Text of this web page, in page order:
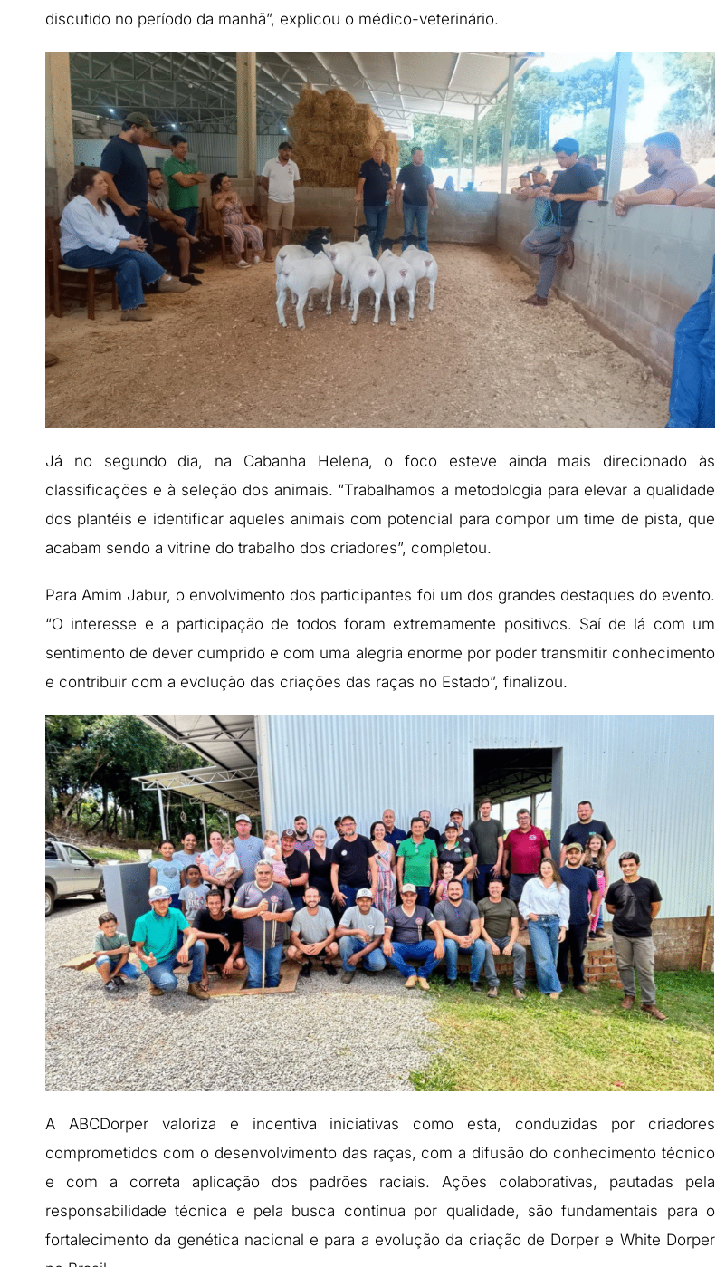
discutido no período da manhã”, explicou o médico-veterinário.
Já no segundo dia, na Cabanha Helena, o foco esteve ainda mais direcionado às
classificações e à seleção dos animais. “Trabalhamos a metodologia para elevar a qualidade
dos plantéis e identificar aqueles animais com potencial para compor um time de pista, que
acabam sendo a vitrine do trabalho dos criadores”, completou.
Para Amim Jabur, o envolvimento dos participantes foi um dos grandes destaques do evento.
“O interesse e a participação de todos foram extremamente positivos. Saí de lá com um
sentimento de dever cumprido e com uma alegria enorme por poder transmitir conhecimento
e contribuir com a evolução das criações das raças no Estado”, finalizou.
A ABCDorper valoriza e incentiva iniciativas como esta, conduzidas por criadores
comprometidos com o desenvolvimento das raças, com a difusão do conhecimento técnico
e com a correta aplicação dos padrões raciais. Ações colaborativas, pautadas pela
responsabilidade técnica e pela busca contínua por qualidade, são fundamentais para o
fortalecimento da genética nacional e para a evolução da criação de Dorper e White Dorper